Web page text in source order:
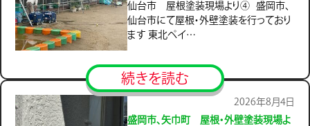
仙台市 屋根塗装現場より④ 盛岡市、
仙台市にて屋根・外壁塗装を行っており
ます 東北ペイ…
続きを読む
2026年8月4日
盛岡市、矢巾町 屋根・外壁塗装現場よ